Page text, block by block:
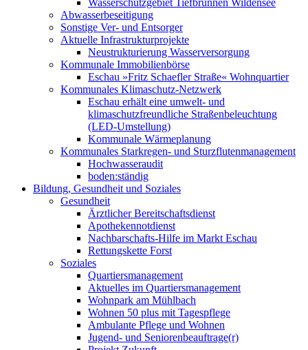
Wasserschutzgebiet Tiefbrunnen Wildensee
Abwasserbeseitigung
Sonstige Ver- und Entsorger
Aktuelle Infrastrukturprojekte
Neustrukturierung Wasserversorgung
Kommunale Immobilienbörse
Eschau »Fritz Schaefler Straße« Wohnquartier
Kommunales Klimaschutz-Netzwerk
Eschau erhält eine umwelt- und
klimaschutzfreundliche Straßenbeleuchtung
(LED-Umstellung)
Kommunale Wärmeplanung
Kommunales Starkregen- und Sturzflutenmanagement
Hochwasseraudit
boden:ständig
Bildung, Gesundheit und Soziales
Gesundheit
Ärztlicher Bereitschaftsdienst
Apothekennotdienst
Nachbarschafts-Hilfe im Markt Eschau
Rettungskette Forst
Soziales
Quartiersmanagement
Aktuelles im Quartiersmanagement
Wohnpark am Mühlbach
Wohnen 50 plus mit Tagespflege
Ambulante Pflege und Wohnen
Jugend- und Seniorenbeauftrage(r)